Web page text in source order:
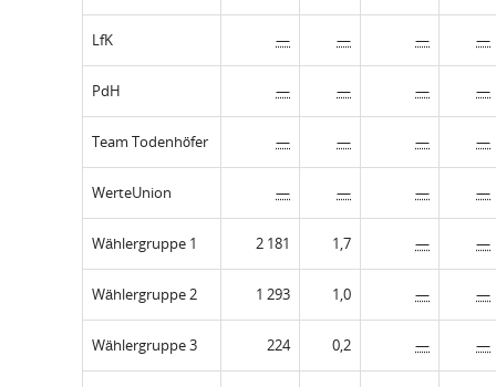
LfK — — — —
PdH — — — —
Team Todenhöfer — — — —
WerteUnion — — — —
Wählergruppe 1 2 181 1,7 — —
Wählergruppe 2 1 293 1,0 — —
Wählergruppe 3 224 0,2 — —